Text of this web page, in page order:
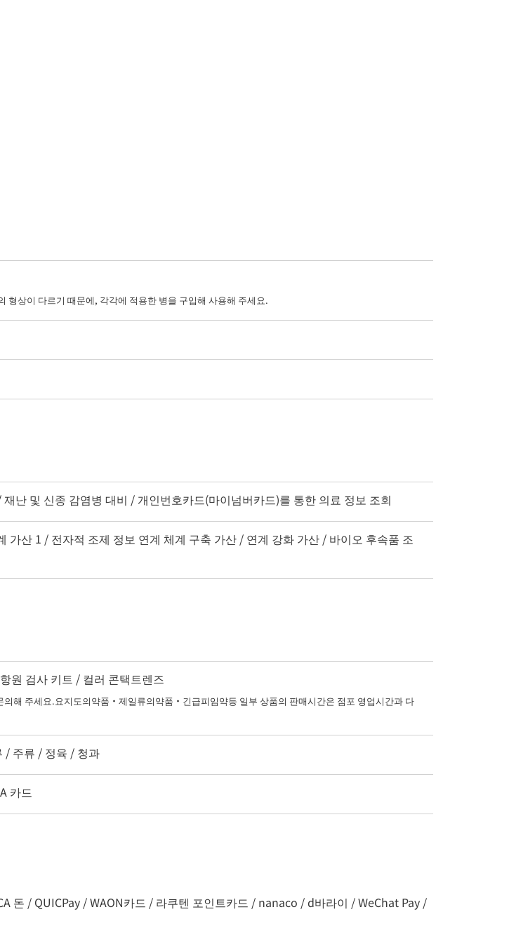
상이 다르기 때문에, 각각에 적용한 병을 구입해 사용해 주세요.
난 및 신종 감염병 대비 / 개인번호카드(마이넘버카드)를 통한 의료 정보 조회
가산 1 / 전자적 조제 정보 연계 체계 구축 가산 / 연계 강화 가산 / 바이오 후속품 조
원 검사 키트 / 컬러 콘택트렌즈
해 주세요.요지도의약품・제일류의약품・긴급피임약등 일부 상품의 판매시간은 점포 영업시간과 다
/ 주류 / 정육 / 청과
카드
돈 / QUICPay / WAON카드 / 라쿠텐 포인트카드 / nanaco / d바라이 / WeChat Pay /